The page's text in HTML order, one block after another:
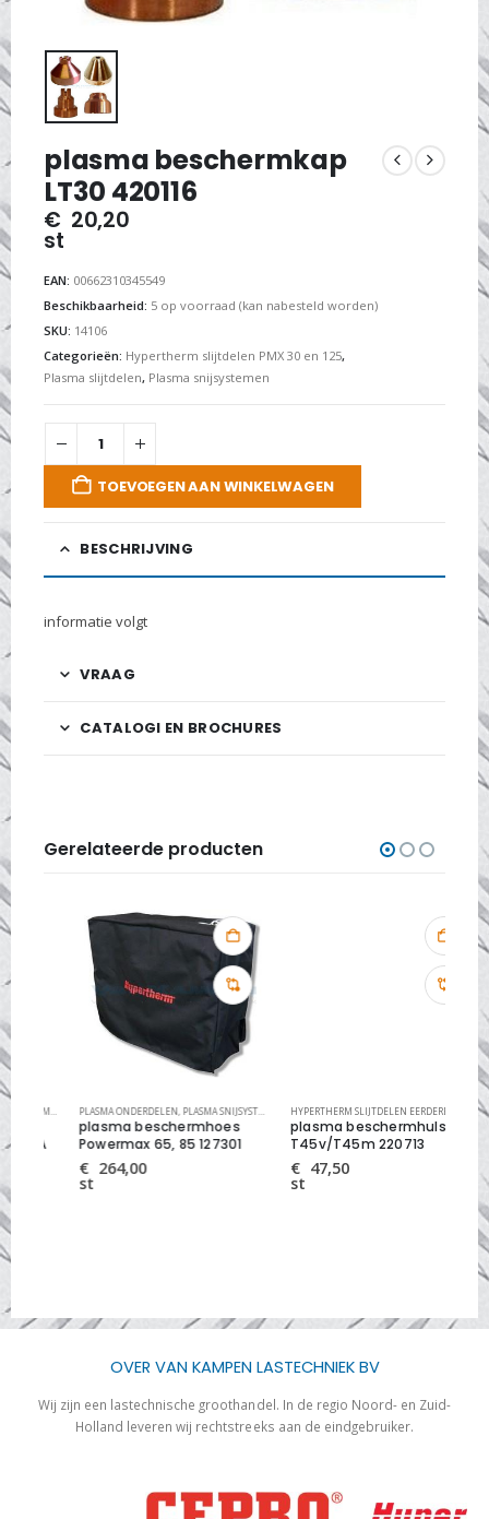
plasma beschermkap
LT30 420116
€ 20,20
st
EAN: 00662310345549
Beschikbaarheid: 5 op voorraad (kan nabesteld worden)
SKU: 14106
Categorieën: Hypertherm slijtdelen PMX 30 en 125,
Plasma slijtdelen, Plasma snijsystemen
TOEVOEGEN AAN WINKELWAGEN
BESCHRIJVING
informatie volgt
VRAAG
CATALOGI EN BROCHURES
Gerelateerde producten
PM SLIJTDELEN
PLASMA ONDERDELEN,PLASMA SNIJSYSTEMEN
plasma beschermhoes
Powermax 65, 85 127301
264,00
HYPERTHERM SLIJTDELEN EERDERE MODELLEN
plasma beschermhuls
T45v/T45m 220713
47,50
st
OVER VAN KAMPEN LASTECHNIEK BV
Wij zijn een lastechnische groothandel. In de regio Noord- en Zuid-
Holland leveren wij rechtstreeks aan de eindgebruiker.